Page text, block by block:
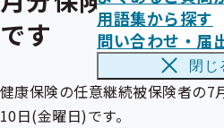
用語集から探す
問い合わせ・届
閉じ
です
健康保険の任意継続被保険者の7
10日(金曜日)です。